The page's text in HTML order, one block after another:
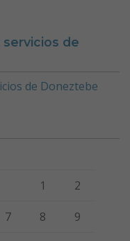
de
Viernes Sábado
1 2
7 8 9